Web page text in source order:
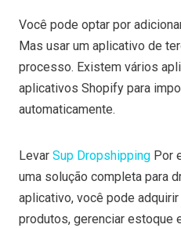
Você pode optar por
Mas usar um aplicativo de
processo. Existem vários
aplicativos Shopify para
automaticamente.
Levar Sup Dropshipping Por
uma solução completa para
aplicativo, você pode
produtos, gerenciar estoque